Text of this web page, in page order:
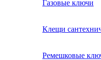
Газовые ключи
Клещи
Ремешковые